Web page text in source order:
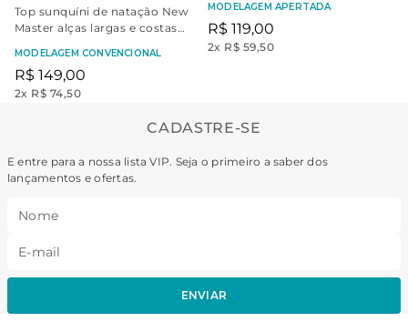
Top sunquíni de natação New
Master alças largas e costas
Águas | Fúcsia
MODELAGEM CONVENCIONAL
R$ 149,00
2x R$ 74,50
MODELAGEM APERTADA
R$ 119,00
2x R$ 59,50
CADASTRE-SE
E entre para a nossa lista VIP. Seja o primeiro a saber dos
lançamentos e ofertas.
ENVIAR